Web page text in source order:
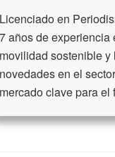
Licenciado en
7 años de experiencia
movilidad sostenible
novedades en el
mercado clave para el